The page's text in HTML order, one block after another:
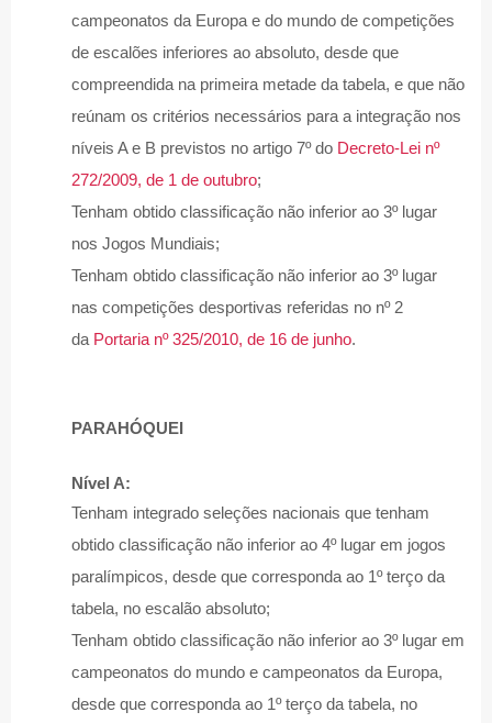
campeonatos da Europa e do mundo de competições
de escalões inferiores ao absoluto, desde que
compreendida na primeira metade da tabela, e que não
reúnam os critérios necessários para a integração nos
níveis A e B previstos no artigo 7º do Decreto-Lei nº
272/2009, de 1 de outubro;
Tenham obtido classificação não inferior ao 3º lugar
nos Jogos Mundiais;
Tenham obtido classificação não inferior ao 3º lugar
nas competições desportivas referidas no nº 2
da Portaria nº 325/2010, de 16 de junho.
PARAHÓQUEI
Nível A:
Tenham integrado seleções nacionais que tenham
obtido classificação não inferior ao 4º lugar em jogos
paralímpicos, desde que corresponda ao 1º terço da
tabela, no escalão absoluto;
Tenham obtido classificação não inferior ao 3º lugar em
campeonatos do mundo e campeonatos da Europa,
desde que corresponda ao 1º terço da tabela, no